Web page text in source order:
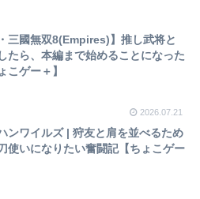
・三國無双8(Empires)】推し武将と
たら、本編まで始めることになった
こゲー＋】
2026.07.21
ンワイルズ | 狩友と肩を並べるため
使いになりたい奮闘記【ちょこゲー